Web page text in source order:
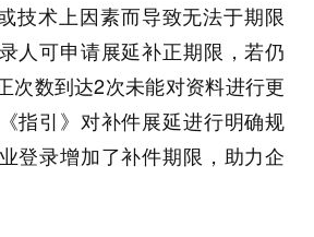
技术上因素而导致无法于期限
人可申请展延补正期限，若仍
次数到达2次未能对资料进行更
指引》对补件展延进行明确规
登录增加了补件期限，助力企